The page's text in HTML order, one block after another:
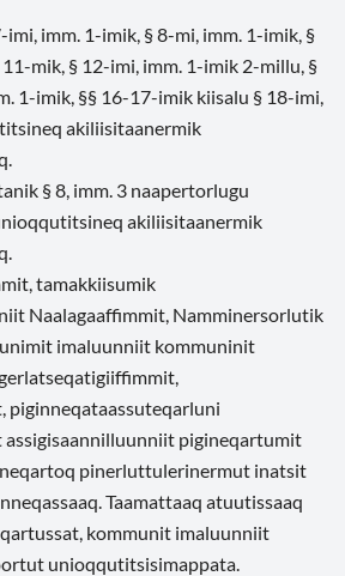
imi, imm. 1-imik, § 8-mi, imm. 1-imik, §
mik, § 12-imi, imm. 1-imik 2-millu, §
1-imik, §§ 16-17-imik kiisalu § 18-imi,
akiliisitaanermik
§ 8, imm. 3 naapertorlugu
akiliisitaanermik
tamakkiisumik
Naalagaaffimmit, Namminersorlutik
imaluunniit kommuninit
piginneqataassuteqarluni
pigineqartumit
pinerluttulerinermut inatsit
Taamattaaq atuutissaaq
kommunit imaluunniit
unioqqutitsisimappata.